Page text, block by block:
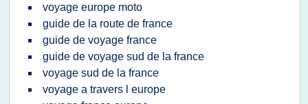
voyage europe moto
guide de la route de france
guide de voyage france
guide de voyage sud de la france
voyage sud de la france
voyage a travers l europe